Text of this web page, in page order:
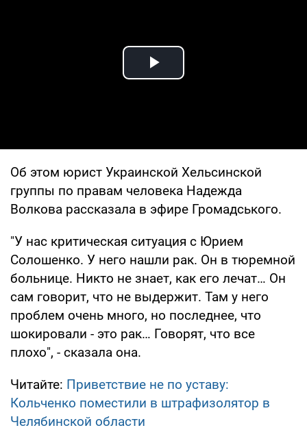
Play Video
Об этом юрист Украинской Хельсинской
группы по правам человека Надежда
Волкова рассказала в эфире Громадського.
"У нас критическая ситуация с Юрием
Солошенко. У него нашли рак. Он в тюремной
больнице. Никто не знает, как его лечат… Он
сам говорит, что не выдержит. Там у него
проблем очень много, но последнее, что
шокировали - это рак… Говорят, что все
плохо", - сказала она.
Читайте: Приветствие не по уставу:
Кольченко поместили в штрафизолятор в
Челябинской области